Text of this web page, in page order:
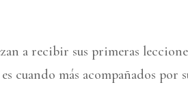
a recibir sus primeras
cuando más acompañados por